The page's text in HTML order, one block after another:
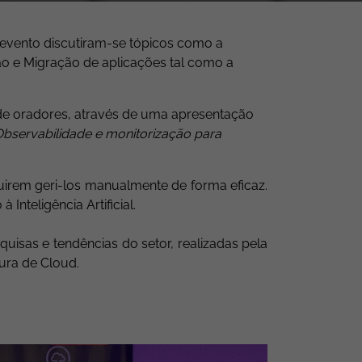
discutiram-se tópicos como a
e Migração de aplicações tal como a
oradores, através de uma apresentação
e monitorização para
geri-los manualmente de forma eficaz.
à Inteligência Artificial.
e tendências do setor, realizadas pela
de Cloud.